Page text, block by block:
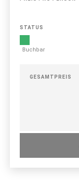
STATUS
Buchbar
GESAMTPREIS